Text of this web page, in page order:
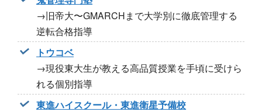
→旧帝大〜GMARCHまで大学別に徹底管理する
逆転合格指導
トウコベ
→現役東大生が教える高品質授業を手頃に受けら
れる個別指導
東進ハイスクール・東進衛星予備校